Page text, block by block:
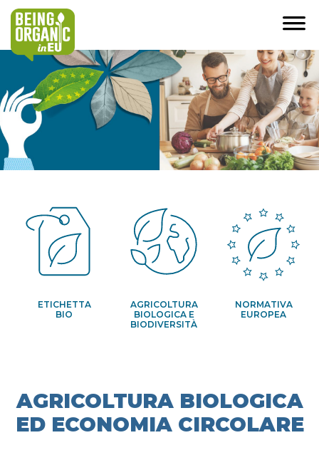
ETICHETTA
BIO
AGRICOLTURA
BIOLOGICA E
BIODIVERSITÀ
NORMATIVA
EUROPEA
AGRICOLTURA BIOLOGICA
ED ECONOMIA CIRCOLARE